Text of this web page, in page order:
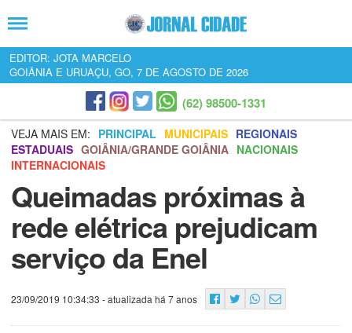
EDITOR: JOTA MARCELO
GOIÂNIA E URUAÇU, GO, 7 DE AGOSTO DE 2026
(62) 98500-1331
VEJA MAIS EM: PRINCIPAL MUNICIPAIS REGIONAIS
ESTADUAIS GOIÂNIA/GRANDE GOIÂNIA NACIONAIS
INTERNACIONAIS
Queimadas próximas à
rede elétrica prejudicam
serviço da Enel
23/09/2019 10:34:33 - atualizada há 7 anos